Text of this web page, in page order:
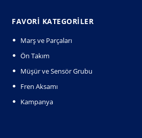
FAVORI KATEGORILER
Marş ve Parçaları
Ön Takım
Müşür ve Sensör Grubu
Fren Aksamı
Kampanya